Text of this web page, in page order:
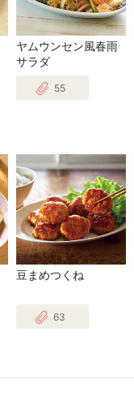
ヤムウンセン風春雨
サラダ
55
豆まめつくね
63